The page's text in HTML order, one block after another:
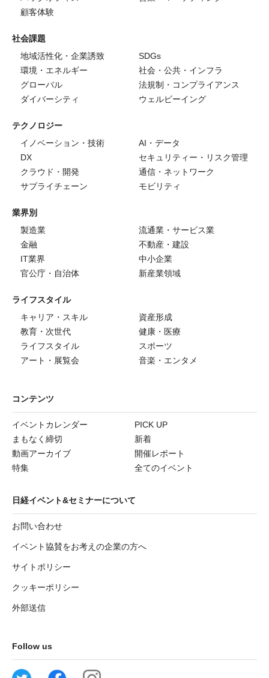
顧客体験
社会課題
地域活性化・企業誘致
SDGs
環境・エネルギー
社会・公共・インフラ
グローバル
法規制・コンプライアンス
ダイバーシティ
ウェルビーイング
テクノロジー
イノベーション・技術
AI・データ
DX
セキュリティー・リスク管理
クラウド・開発
通信・ネットワーク
サプライチェーン
モビリティ
業界別
製造業
流通業・サービス業
金融
不動産・建設
IT業界
中小企業
官公庁・自治体
新産業領域
ライフスタイル
キャリア・スキル
資産形成
教育・次世代
健康・医療
ライフスタイル
スポーツ
アート・展覧会
音楽・エンタメ
コンテンツ
イベントカレンダー
PICK UP
まもなく締切
新着
動画アーカイブ
開催レポート
特集
全てのイベント
日経イベント&セミナーについて
お問い合わせ
イベント協賛をお考えの企業の方へ
サイトポリシー
クッキーポリシー
外部送信
Follow us